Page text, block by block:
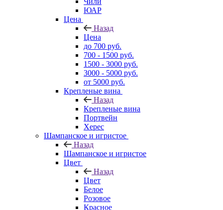
ЮАР
Цена
Назад
Цена
до 700 руб.
700 - 1500 руб.
1500 - 3000 руб.
3000 - 5000 руб.
от 5000 руб.
Крепленые вина
Назад
Крепленые вина
Портвейн
Херес
Шампанское и игристое
Назад
Шампанское и игристое
Цвет
Назад
Цвет
Белое
Розовое
Красное